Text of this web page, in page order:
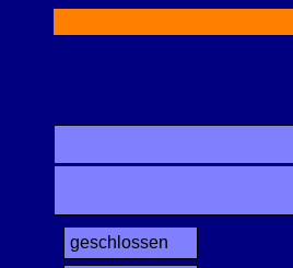
geschlossen